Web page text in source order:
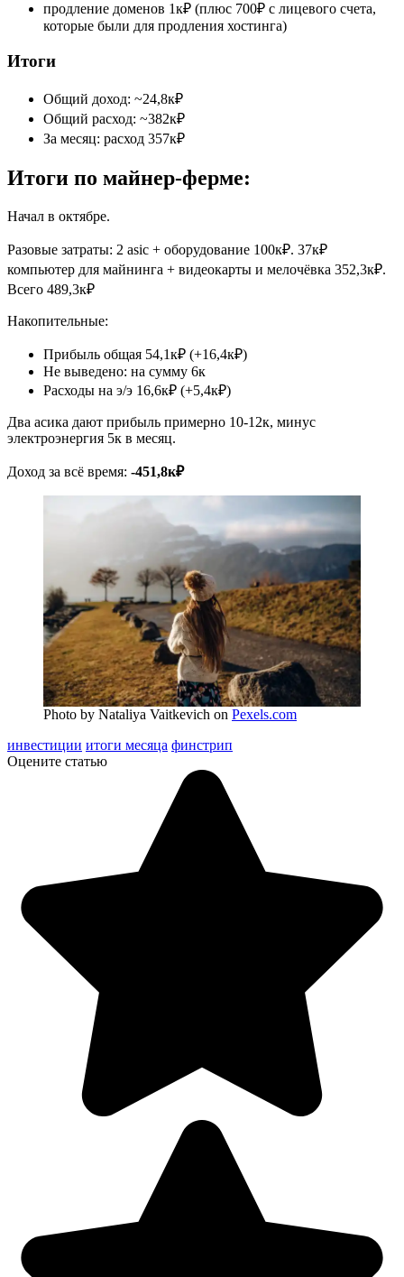
продление доменов 1к₽ (плюс 700₽ с лицевого счета,
которые были для продления хостинга)
Итоги
Общий доход: ~24,8к₽
Общий расход: ~382к₽
За месяц: расход 357к₽
Итоги по майнер-ферме:
Начал в октябре.
Разовые затраты: 2 asic + оборудование 100к₽. 37к₽
компьютер для майнинга + видеокарты и мелочёвка 352,3к₽.
Всего 489,3к₽
Накопительные:
Прибыль общая 54,1к₽ (+16,4к₽)
Не выведено: на сумму 6к
Расходы на э/э 16,6к₽ (+5,4к₽)
Два асика дают прибыль примерно 10-12к, минус
электроэнергия 5к в месяц.
Доход за всё время: -451,8к₽
Photo by Nataliya Vaitkevich on Pexels.com
инвестиции итоги месяца финстрип
Оцените статью